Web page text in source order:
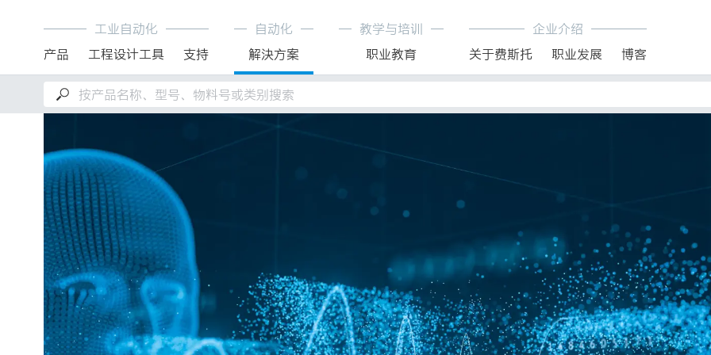
工业自动化
产品
工程设计工具 支持
自动化
解決方案
教学与培训
职业教育
企业介绍
关于费斯托
职业发展 博客